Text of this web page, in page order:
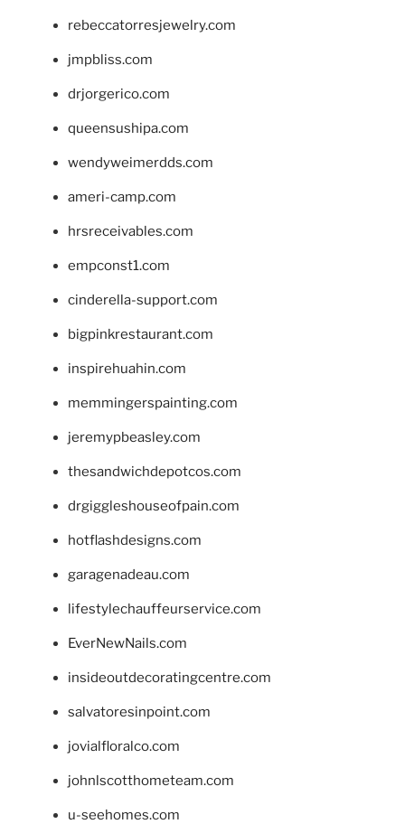
rebeccatorresjewelry.com
jmpbliss.com
drjorgerico.com
queensushipa.com
wendyweimerdds.com
ameri-camp.com
hrsreceivables.com
empconst1.com
cinderella-support.com
bigpinkrestaurant.com
inspirehuahin.com
memmingerspainting.com
jeremypbeasley.com
thesandwichdepotcos.com
drgiggleshouseofpain.com
hotflashdesigns.com
garagenadeau.com
lifestylechauffeurservice.com
EverNewNails.com
insideoutdecoratingcentre.com
salvatoresinpoint.com
jovialfloralco.com
johnlscotthometeam.com
u-seehomes.com